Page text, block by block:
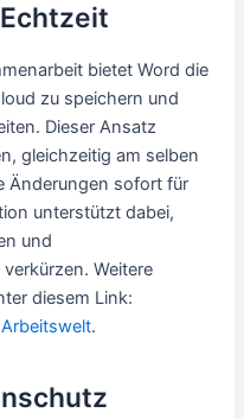
bietet Word die
zu speichern und
Dieser Ansatz
gleichzeitig am selben
Änderungen sofort für
unterstützt dabei,
und
Weitere
diesem Link:
.